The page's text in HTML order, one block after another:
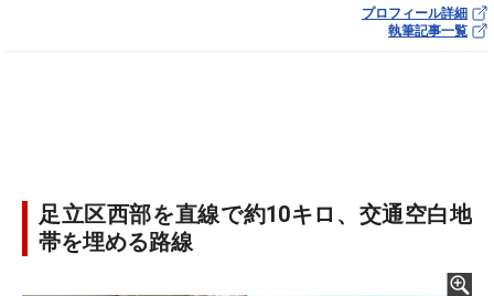
プロフィール詳細
執筆記事一覧
足立区西部を直線で約10キロ、交通空白地
帯を埋める路線